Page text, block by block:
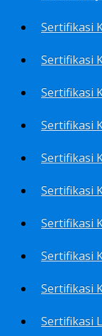
Sertifikasi
Sertifikasi
Sertifikasi
Sertifikasi